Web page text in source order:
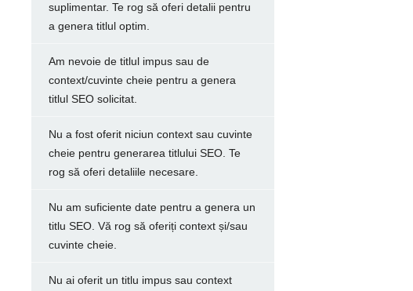
suplimentar. Te rog să oferi detalii pentru
a genera titlul optim.
Am nevoie de titlul impus sau de
context/cuvinte cheie pentru a genera
titlul SEO solicitat.
Nu a fost oferit niciun context sau cuvinte
cheie pentru generarea titlului SEO. Te
rog să oferi detaliile necesare.
Nu am suficiente date pentru a genera un
titlu SEO. Vă rog să oferiți context și/sau
cuvinte cheie.
Nu ai oferit un titlu impus sau context